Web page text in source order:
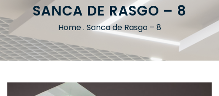
SANCA DE RASGO – 8
Home. Sanca de Rasgo – 8